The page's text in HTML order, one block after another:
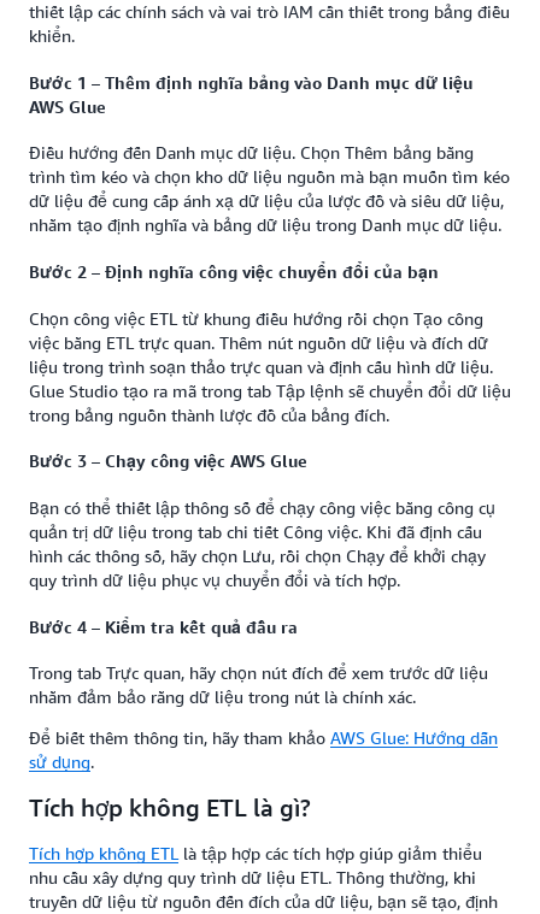
thiết lập các chính sách và vai trò IAM cần thiết trong bảng điều
khiển.
Bước 1 – Thêm định nghĩa bảng vào Danh mục dữ liệu
AWS Glue
Điều hướng đến Danh mục dữ liệu. Chọn Thêm bảng bằng
trình tìm kéo và chọn kho dữ liệu nguồn mà bạn muốn tìm kéo
dữ liệu để cung cấp ánh xạ dữ liệu của lược đồ và siêu dữ liệu,
nhằm tạo định nghĩa và bảng dữ liệu trong Danh mục dữ liệu.
Bước 2 – Định nghĩa công việc chuyển đổi của bạn
Chọn công việc ETL từ khung điều hướng rồi chọn Tạo công
việc bằng ETL trực quan. Thêm nút nguồn dữ liệu và đích dữ
liệu trong trình soạn thảo trực quan và định cấu hình dữ liệu.
Glue Studio tạo ra mã trong tab Tập lệnh sẽ chuyển đổi dữ liệu
trong bảng nguồn thành lược đồ của bảng đích.
Bước 3 – Chạy công việc AWS Glue
Bạn có thể thiết lập thông số để chạy công việc bằng công cụ
quản trị dữ liệu trong tab chi tiết Công việc. Khi đã định cấu
hình các thông số, hãy chọn Lưu, rồi chọn Chạy để khởi chạy
quy trình dữ liệu phục vụ chuyển đổi và tích hợp.
Bước 4 – Kiểm tra kết quả đầu ra
Trong tab Trực quan, hãy chọn nút đích để xem trước dữ liệu
nhằm đảm bảo rằng dữ liệu trong nút là chính xác.
Để biết thêm thông tin, hãy tham khảo AWS Glue: Hướng dẫn
sử dụng.
Tích hợp không ETL là gì?
Tích hợp không ETL là tập hợp các tích hợp giúp giảm thiểu
nhu cầu xây dựng quy trình dữ liệu ETL. Thông thường, khi
truyền dữ liệu từ nguồn đến đích của dữ liệu, bạn sẽ tạo, định